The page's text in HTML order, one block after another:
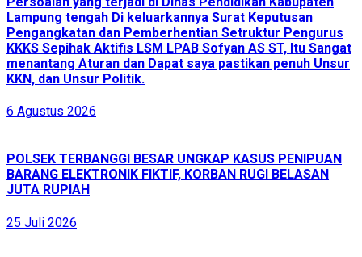
Lampung tengah Di keluarkannya Surat Keputusan
Pengangkatan dan Pemberhentian Setruktur Pengurus
KKKS Sepihak Aktifis LSM LPAB Sofyan AS ST, Itu Sangat
menantang Aturan dan Dapat saya pastikan penuh Unsur
KKN, dan Unsur Politik.
6 Agustus 2026
POLSEK TERBANGGI BESAR UNGKAP KASUS PENIPUAN
BARANG ELEKTRONIK FIKTIF, KORBAN RUGI BELASAN
JUTA RUPIAH
25 Juli 2026